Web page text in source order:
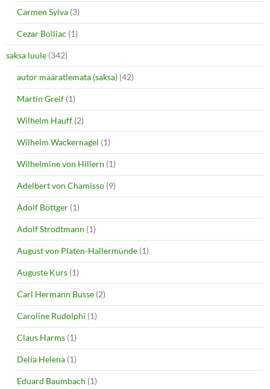
Carmen Sylva (3)
Cezar Bolliac (1)
saksa luule (342)
autor määratlemata (saksa) (42)
Martin Greif (1)
Wilhelm Hauff (2)
Wilhelm Wackernagel (1)
Wilhelmine von Hillern (1)
Adelbert von Chamisso (9)
Adolf Böttger (1)
Adolf Strodtmann (1)
August von Platen-Hallermünde (1)
Auguste Kurs (1)
Carl Hermann Busse (2)
Caroline Rudolphi (1)
Claus Harms (1)
Delia Helena (1)
Eduard Baumbach (1)